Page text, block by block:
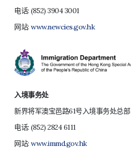
电话:(852) 3904 3001
网站:www.newcies.gov.hk
入境事务处
新界将军澳宝邑路61号入境事务处总部
电话:(852) 2824 6111
网站:www.immd.gov.hk